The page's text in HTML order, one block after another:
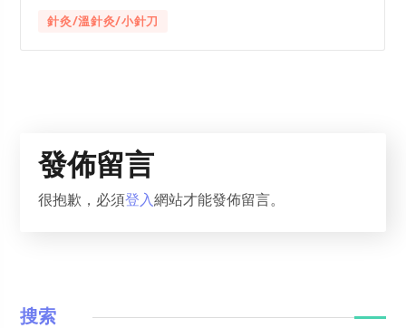
針灸/溫針灸/小針刀
發佈留言
很抱歉，必須登入網站才能發佈留言。
搜索